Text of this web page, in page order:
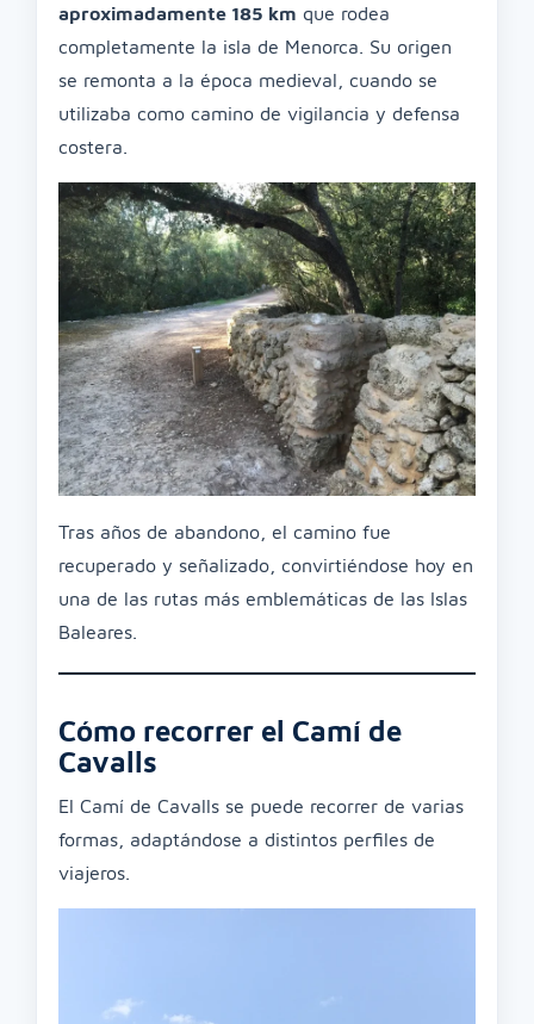
aproximadamente 185 km que rodea
completamente la isla de Menorca. Su origen
se remonta a la época medieval, cuando se
utilizaba como camino de vigilancia y defensa
costera.
Tras años de abandono, el camino fue
recuperado y señalizado, convirtiéndose hoy en
una de las rutas más emblemáticas de las Islas
Baleares.
Cómo recorrer el Camí de
Cavalls
El Camí de Cavalls se puede recorrer de varias
formas, adaptándose a distintos perfiles de
viajeros.